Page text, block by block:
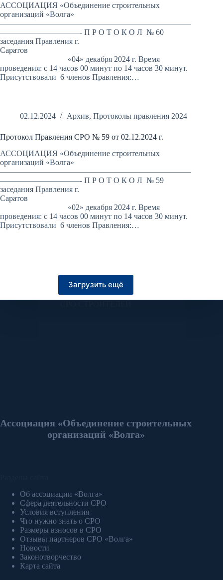
АССОЦИАЦИЯ «Объединение строительных
организаций «Волга»
————————————————————————
——————————- П Р О Т О К О Л № 60
заседания Правления г.
Саратов
«04» декабря 2024 г. Время
проведения: с 14 часов 00 минут по 14 часов 30 минут.
Присутствовали 6 членов Правления:…
02.12.2024 Архив, Протоколы правления 2024
Протокол Правления СРО № 59 от 02.12.2024 г.
АССОЦИАЦИЯ «Объединение строительных
организаций «Волга»
————————————————————————
——————————- П Р О Т О К О Л № 59
заседания Правления г.
Саратов
«02» декабря 2024 г. Время
проведения: с 14 часов 00 минут по 14 часов 30 минут.
Присутствовали 6 членов Правления:…
Загрузить ещё
Ассоциация «Объединение строительных
организаций «Волга»
Об ассоциации «Волга»
Сфера деятельности СРО
Условия вступления
Что нужно знать о СРО
Размеры взносов в СРО
Отзывы партнеров СРО «Волга»
Новости
Законотворчество
Карта сайта